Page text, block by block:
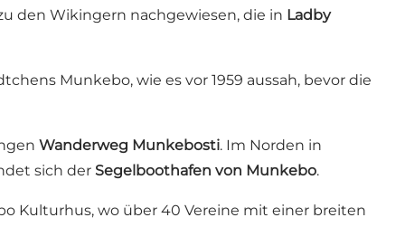
den Wikingern nachgewiesen, die in Ladby
Munkebo, wie es vor 1959 aussah, bevor die
Wanderweg Munkebosti. Im Norden in
sich der Segelboothafen von Munkebo.
Kulturhus, wo über 40 Vereine mit einer breiten